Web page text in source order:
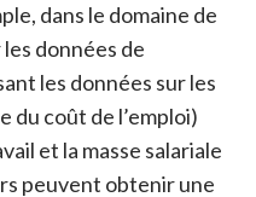
dans le domaine de
les données de
les données sur les
du coût de l’emploi)
et la masse salariale
peuvent obtenir une